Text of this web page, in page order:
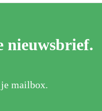
nieuwsbrief.
mailbox.